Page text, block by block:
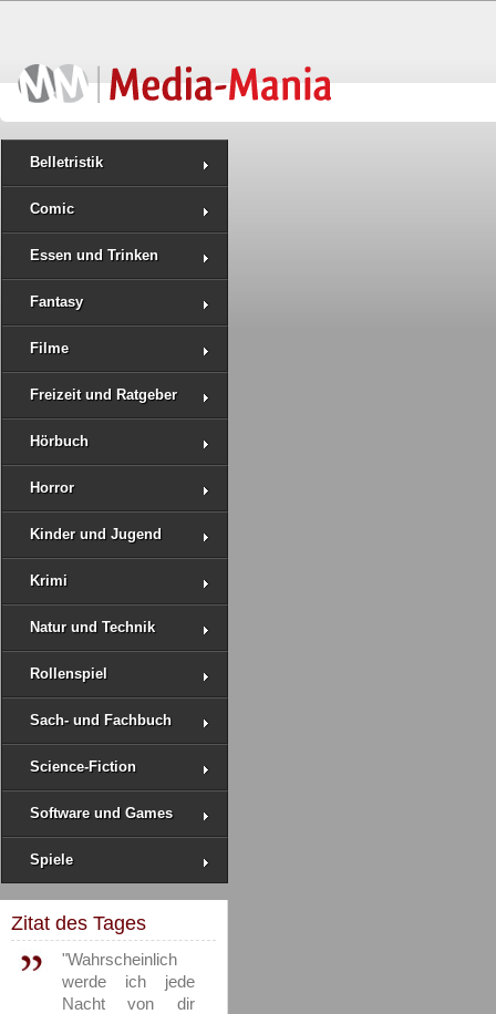
Belletristik
Comic
Essen und Trinken
Fantasy
Filme
Freizeit und Ratgeber
Hörbuch
Horror
Kinder und Jugend
Krimi
Natur und Technik
Rollenspiel
Sach- und Fachbuch
Science-Fiction
Software und Games
Spiele
Zitat des Tages
"Wahrscheinlich
werde ich jede
Nacht von dir